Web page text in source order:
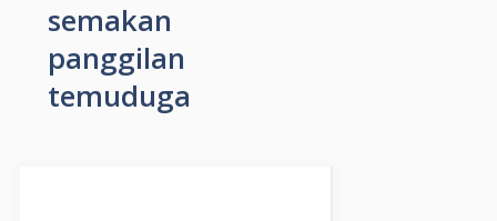
semakan
panggilan
temuduga